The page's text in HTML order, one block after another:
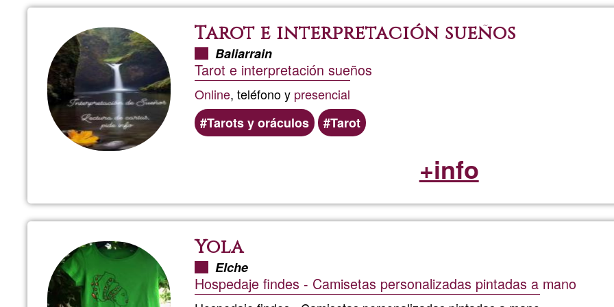
Tarot e interpretación sueños
Baliarrain
Tarot e interpretación sueños
Online, teléfono y presencial
Tarots y oráculos
Tarot
+info
Yola
Elche
Hospedaje findes - Camisetas personalizadas pintadas a mano